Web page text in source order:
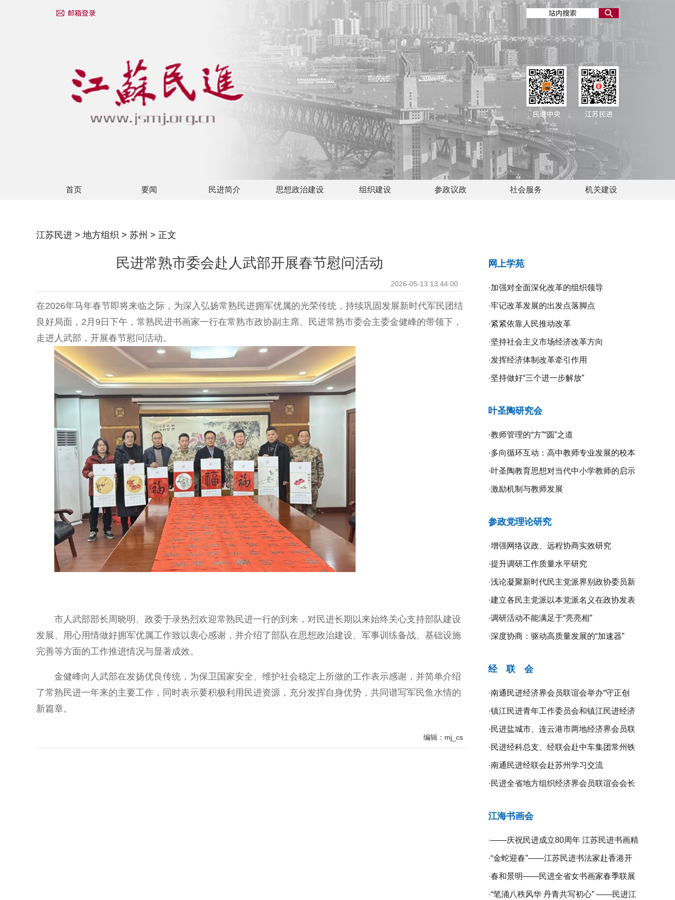
首页 要闻 民进简介 思想政治建设 组织建设 参政议政 社会服务 机关建设
江苏民进 > 地方组织 > 苏州 > 正文
民进常熟市委会赴人武部开展春节慰问活动
2026-05-13 13:44:00
在2026年马年春节即将来临之际，为深入弘扬常熟民进拥军优属的光荣传统，持续巩固发展新时代军民团结
良好局面，2月9日下午，常熟民进书画家一行在常熟市政协副主席、民进常熟市委会主委金健峰的带领下，
走进人武部，开展春节慰问活动。
市人武部部长周晓明、政委于录热烈欢迎常熟民进一行的到来，对民进长期以来始终关心支持部队建设
发展、用心用情做好拥军优属工作致以衷心感谢，并介绍了部队在思想政治建设、军事训练备战、基础设施
完善等方面的工作推进情况与显著成效。
金健峰向人武部在发扬优良传统，为保卫国家安全、维护社会稳定上所做的工作表示感谢，并简单介绍
了常熟民进一年来的主要工作，同时表示要积极利用民进资源，充分发挥自身优势，共同谱写军民鱼水情的
新篇章。
编辑：mj_cs
网上学苑
·加强对全面深化改革的组织领导
·牢记改革发展的出发点落脚点
·紧紧依靠人民推动改革
·坚持社会主义市场经济改革方向
·发挥经济体制改革牵引作用
·坚持做好“三个进一步解放”
叶圣陶研究会
·教师管理的“方”“圆”之道
·多向循环互动：高中教师专业发展的校本
研修探究
·叶圣陶教育思想对当代中小学教师的启示
·激励机制与教师发展
参政党理论研究
·增强网络议政、远程协商实效研究
·提升调研工作质量水平研究
·浅论凝聚新时代民主党派界别政协委员新
共识的新路径
·建立各民主党派以本党派名义在政协发表
意见的制度机制研究
·调研活动不能满足于“亮亮相”
·深度协商：驱动高质量发展的“加速器”
经 联 会
·南通民进经济界会员联谊会举办“守正创
新、携手同行”二届二次全体理事会议
·镇江民进青年工作委员会和镇江民进经济
界会员联谊会联合举办“庆祝新中国成立75
周年”系列活动
·民进盐城市、连云港市两地经济界会员联
谊会开展学习交流活动
·民进经科总支、经联会赴中车集团常州铁
道高等职业技术学校开展专题调研
·南通民进经联会赴苏州学习交流
·民进全省地方组织经济界会员联谊会会长
江海书画会
·——庆祝民进成立80周年 江苏民进书画精
品展暨宿迁镇江扬州三市民进书画作品联
展开幕
·“金蛇迎春”——江苏民进书法家赴香港开
展挥春活动
·春和景明——民进全省女书画家春季联展
在宁开幕
·“笔涌八秩风华 丹青共写初心” ——民进江